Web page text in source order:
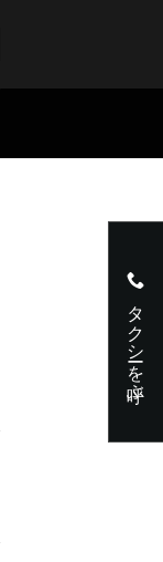
タクシーを呼ぶ